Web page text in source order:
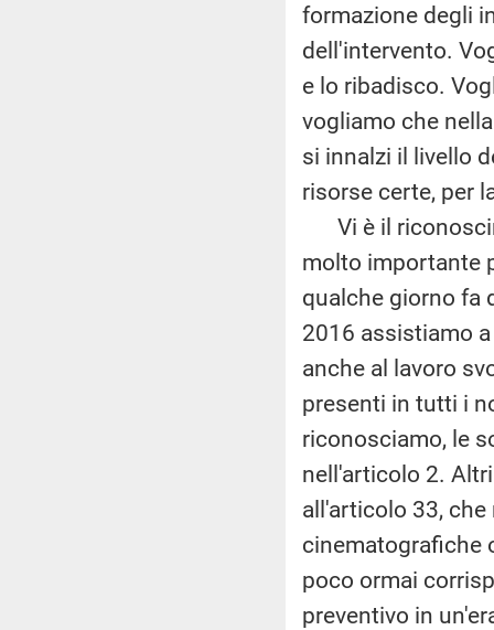
formazione degli
dell'intervento.
e lo ribadisco.
vogliamo che
si innalzi il livello
risorse certe, per
Vi è il
molto importante
qualche giorno fa
2016 assistiamo
anche al lavoro
presenti in tutti i
riconosciamo, le
nell'articolo 2.
all'articolo 33,
cinematografiche
poco ormai
preventivo in